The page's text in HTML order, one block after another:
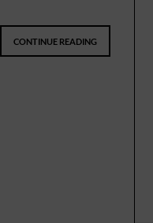
CONTINUE READING